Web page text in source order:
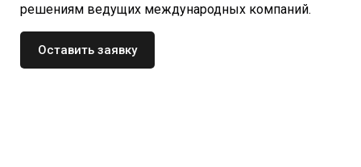
решениям ведущих международных компаний.
Оставить заявку